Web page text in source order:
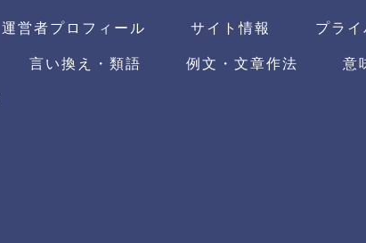
運営者プロフィール サイト情報 プラ
言い換え・類語 例文・文章作法 意